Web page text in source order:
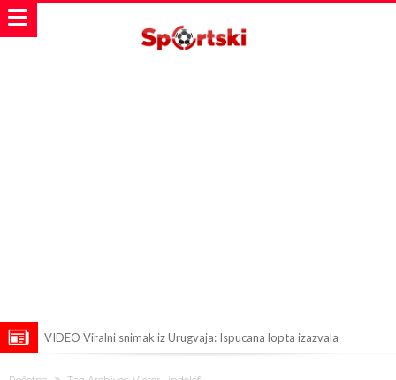
VIDEO Viralni snimak iz Urugvaja: Ispucana lopta izazvala